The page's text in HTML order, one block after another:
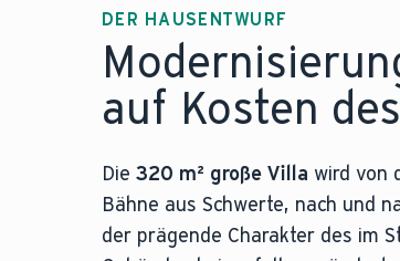
DER HAUSENTWURF
auf Kosten
Die 320 m² große Villa wird von
Bähne aus Schwerte, nach und
der prägende Charakter des im